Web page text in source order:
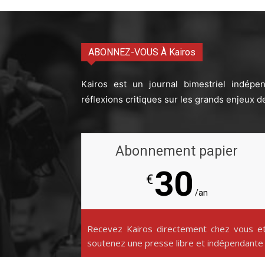
ABONNEZ-VOUS À Kairos
Kairos est un journal bimestriel
réflexions critiques sur les grands enjeux
Abonnement papier
€30 /an
Recevez Kairos directement chez vous
soutenez une presse libre et indépendante